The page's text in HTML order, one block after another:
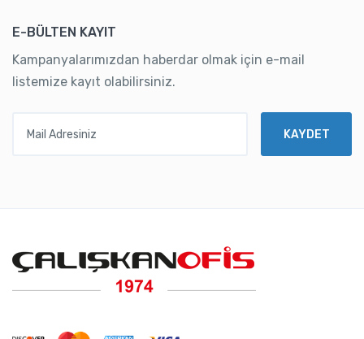
E-BÜLTEN KAYIT
Kampanyalarımızdan haberdar olmak için e-mail
listemize kayıt olabilirsiniz.
KAYDET